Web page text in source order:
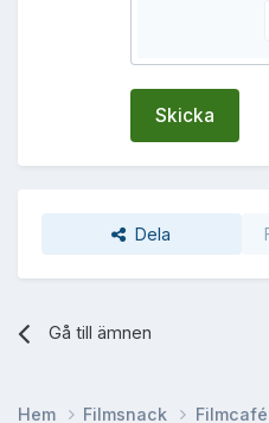
Skicka
Dela
Gå till ämnen
Hem Filmsnack Filmcafé